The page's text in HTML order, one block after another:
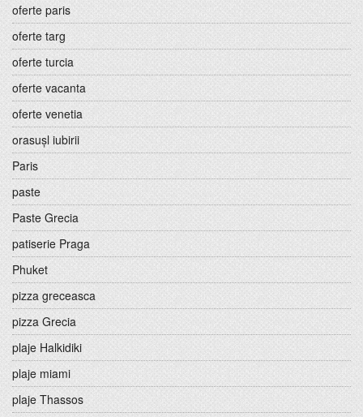
oferte paris
oferte targ
oferte turcia
oferte vacanta
oferte venetia
orasușl iubirii
Paris
paste
Paste Grecia
patiserie Praga
Phuket
pizza greceasca
pizza Grecia
plaje Halkidiki
plaje miami
plaje Thassos